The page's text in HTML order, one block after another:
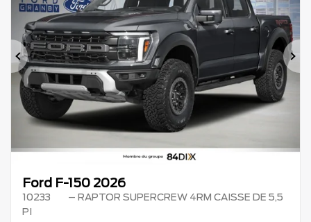
Précédent
Ford F-150 2026
10233
– RAPTOR SUPERCREW 4RM CAISSE DE 5,5
PI